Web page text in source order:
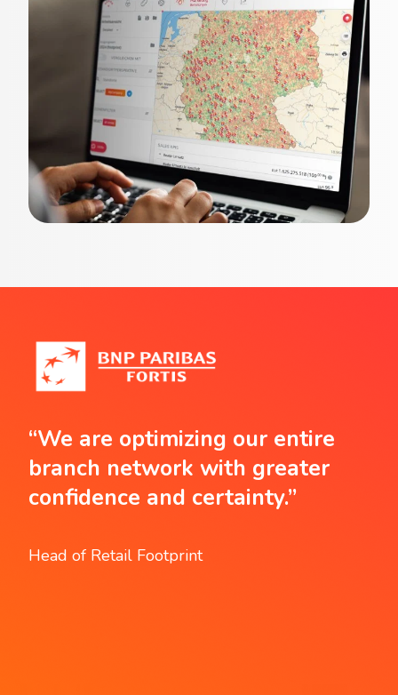
“We are optimizing our entire
branch network with greater
confidence and certainty.”
Head of Retail Footprint